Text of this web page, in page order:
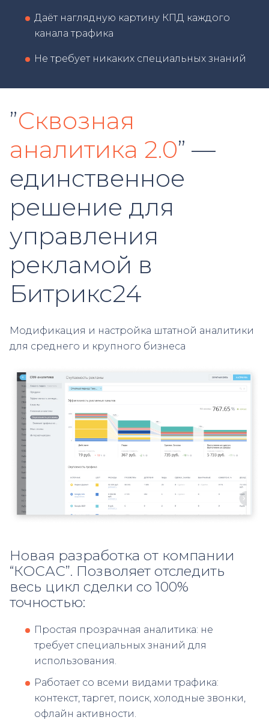
Даёт наглядную картину КПД каждого
канала трафика
Не требует никаких специальных знаний
”Сквозная
аналитика 2.0” —
единственное
решение для
управления
рекламой в
Битрикс24
Модификация и настройка штатной аналитики
для среднего и крупного бизнеса
Новая разработка от компании
“КОСАС”. Позволяет отследить
весь цикл сделки со 100%
точностью:
Простая прозрачная аналитика: не
требует специальных знаний для
использования.
Работает со всеми видами трафика:
контекст, таргет, поиск, холодные звонки,
офлайн активности.